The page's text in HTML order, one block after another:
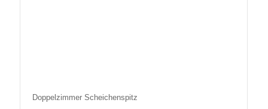
Doppelzimmer Scheichenspitz